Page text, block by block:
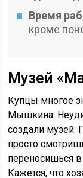
Время
кроме
Музей
Купцы многое
Мышкина.
создали музей.
просто
переносишься
Кажется, что